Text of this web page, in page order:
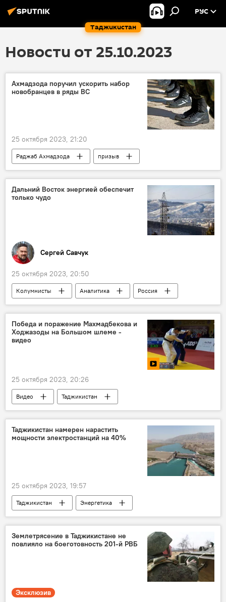
Таджикистан
РУС
Новости от 25.10.2023
Ахмадзода поручил ускорить набор
новобранцев в ряды ВС
25 октября 2023, 21:20
Раджаб Ахмадзода
призыв
Армия и вооружение
Таджикистан
Новости Худжанда и Согдийской области
Дальний Восток энергией обеспечит
только чудо
Сергей Савчук
25 октября 2023, 20:50
Колумнисты Аналитика
Россия
Энергетика
Росатом "Газпром"
Победа и поражение Махмадбекова и
Ходжазоды на Большом шлеме -
видео
25 октября 2023, 20:26
Видео
Таджикистан
Таджикистан: свежие новости спорта
Спорт
Таджикистан намерен нарастить
мощности электростанций на 40%
25 октября 2023, 19:57
Таджикистан
Энергетика
электроэнергия
ГЭС
Землетрясение в Таджикистане не
повлияло на боеготовность 201-й РВБ
Эксклюзив